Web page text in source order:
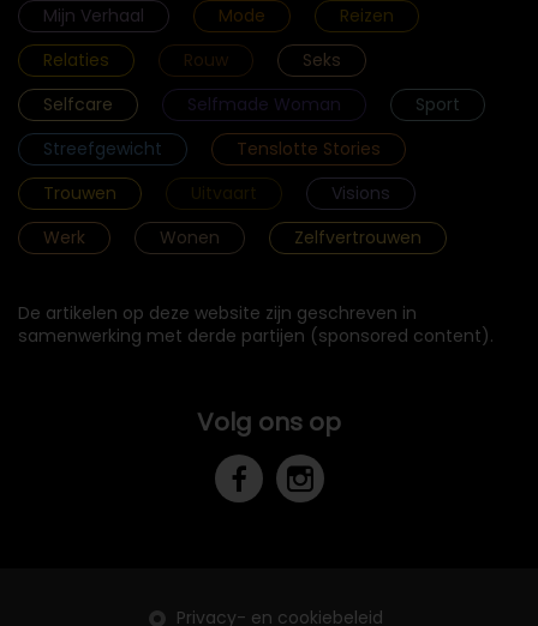
Mijn Verhaal
Mode
Reizen
Relaties
Rouw
Seks
Selfcare
Selfmade Woman
Sport
Streefgewicht
Tenslotte Stories
Trouwen
Uitvaart
Visions
Werk
Wonen Zelfvertrouwen
De artikelen op deze website zijn geschreven in
samenwerking met derde partijen (sponsored content).
Volg ons op
Privacy- en cookiebeleid